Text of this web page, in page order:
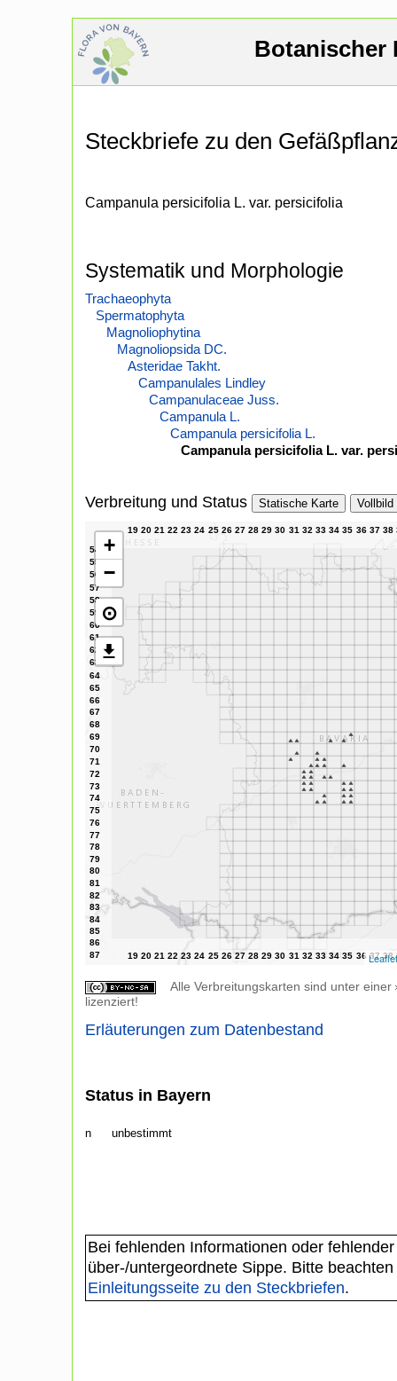
Botanischer
Steckbriefe zu den
Campanula persicifolia L. var. persicifolia
Systematik und Morphologie
Trachaeophyta
Spermatophyta
Magnoliophytina
Magnoliopsida DC.
Asteridae Takht.
Campanulales Lindley
Campanulaceae Juss.
Campanula L.
Campanula persicifolia L.
Campanula persicifolia L. var.
Verbreitung und Status Statische Karte Vollbild
+
−
⊙
Leaflet
Alle Verbreitungskarten sind unter einer
lizenziert!
Erläuterungen zum Datenbestand
Status in Bayern
n unbestimmt
Bei fehlenden Informationen oder
über-/untergeordnete Sippe. Bitte
Einleitungsseite zu den Steckbriefen.